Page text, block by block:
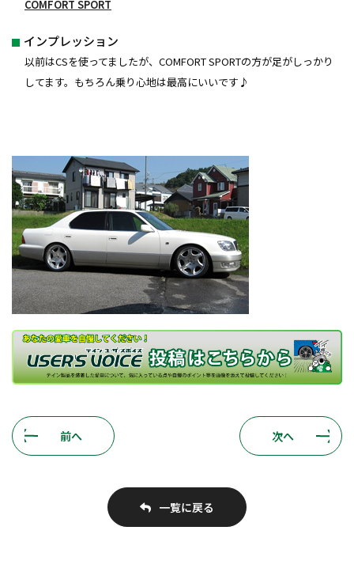
COMFORT SPORT
インプレッション
以前はCSを使ってましたが、COMFORT SPORTの方が足がしっかり
してます。もちろん乗り心地は最高にいいです♪
前へ 次へ
一覧に戻る